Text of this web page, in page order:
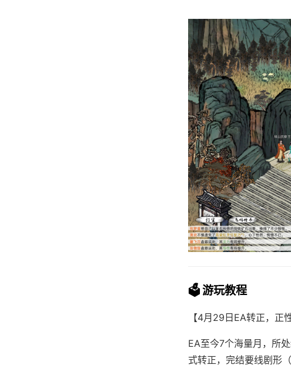
🗳️ 游玩教程
【4月29日EA转正，正
EA至今7个海量月，所
式转正，完结要线剧形